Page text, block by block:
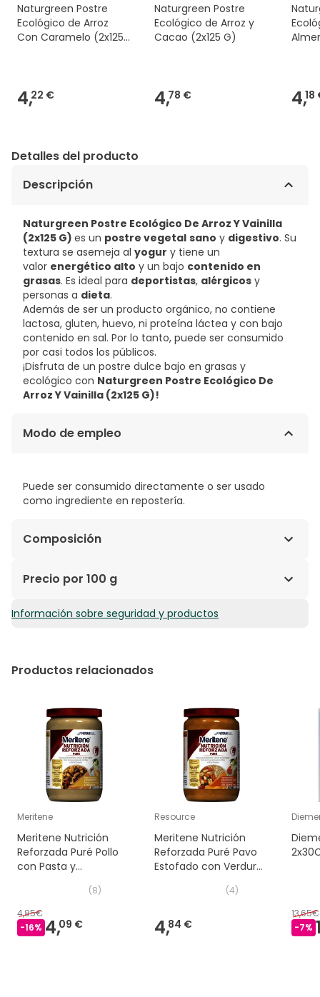
Naturgreen Postre
Ecológico de Arroz
Con Caramelo (2x125
4,22 €
Naturgreen Postre
Ecológico de Arroz y
Cacao (2x125 G)
4,78 € 4,18
Detalles del producto
Descripción
Naturgreen Postre Ecológico De Arroz Y Vainilla
(2x125 G) es un postre vegetal sano y digestivo. Su
textura se asemeja al yogur y tiene un
valor energético alto y un bajo contenido en
grasas. Es ideal para deportistas, alérgicos y
personas a dieta.
Además de ser un producto orgánico, no contiene
lactosa, gluten, huevo, ni proteína láctea y con bajo
contenido en sal. Por lo tanto, puede ser consumido
por casi todos los públicos.
¡Disfruta de un postre dulce bajo en grasas y
ecológico con Naturgreen Postre Ecológico De
Arroz Y Vainilla (2x125 G)!
Modo de empleo
Puede ser consumido directamente o ser usado
como ingrediente en repostería.
Composición
AGUA, AZÚCAR DE CAÑA, ARROZ (5%), SIROPE DE ARROZ
DE MAÍZ, ALMIDÓN DE TAPIOCA, INULINA,PROTEÍNA DE
GUISANTE Y ESPESANTE
Precio por 100 g
3,71€ / 100 g
Información sobre seguridad y productos
Productos relacionados
Meritene
Meritene Nutrición
Reforzada Puré Pollo
con Pasta y
(8)
4,85€
-16% 4,09 €
Resource
Meritene Nutrición
Reforzada Puré Pavo
Estofado con Verduras
(4)
4,84 €
13,65€
-7%